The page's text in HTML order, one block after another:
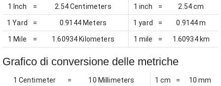
1 Inch = 2.54 Centimeters 1 inch = 2.54 cm
1 Yard = 0.9144 Meters 1 yard = 0.9144 m
1 Mile = 1.60934 Kilometers 1 mile = 1.60934 km
Grafico di conversione delle metriche
1 Centimeter = 10 Millimeters 1 cm = 10 mm